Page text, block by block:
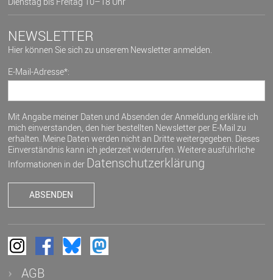
NEWSLETTER
Hier können Sie sich zu unserem Newsletter anmelden.
E-Mail-Adresse*:
Mit Angabe meiner Daten und Absenden der Anmeldung erkläre ich
mich einverstanden, den hier bestellten Newsletter per E-Mail zu
erhalten. Meine Daten werden nicht an Dritte weitergegeben. Dieses
Einverständnis kann ich jederzeit widerrufen. Weitere ausführliche
Informationen in der Datenschutzerklärung
AGB